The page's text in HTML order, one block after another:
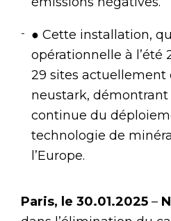
● Cette installation,
opérationnelle à l’été
29 sites actuellement
neustark, démontrant
continue du
technologie de
l’Europe.
Paris, le 30.01.2025 –